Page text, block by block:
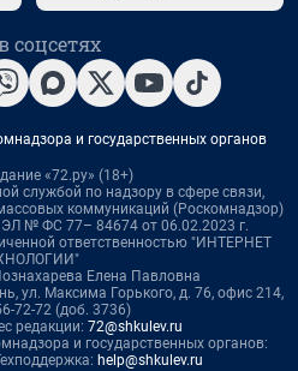
соцсетях
и государственных органов
«72.ру» (18+)
службой по надзору в сфере связи,
коммуникаций (Роскомнадзор)
№ ФС 77– 84674 от 06.02.2023 г.
ответственностью "ИНТЕРНЕТ
Елена Павловна
ул. Максима Горького, д. 76, офис 214,
72-72 (доб. 3736)
редакции: 72@shkulev.ru
и государственных органов:
help@shkulev.ru